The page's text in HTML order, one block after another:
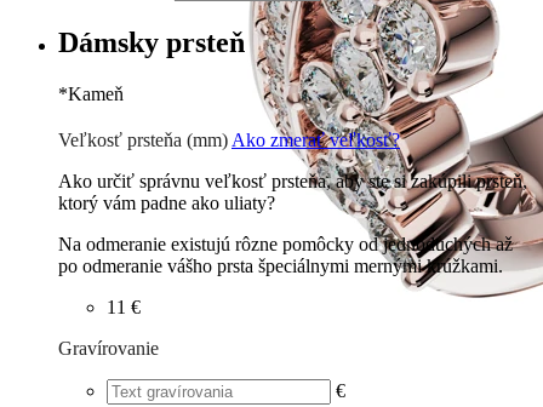
Dámsky prsteň
*Kameň
Briliant G-H/Si1-2
38 €
Veľkosť prsteňa (mm) Ako zmerať veľkosť?
Ako určiť správnu veľkosť prsteňa, aby ste si zakúpili prsteň,
ktorý vám padne ako uliaty?
Na odmeranie existujú rôzne pomôcky od jednoduchých až
po odmeranie vášho prsta špeciálnymi mernými krúžkami.
11 €
Gravírovanie
€